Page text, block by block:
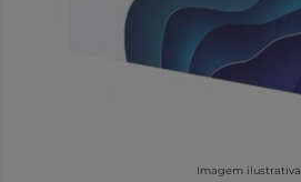
Imagem ilustrativa